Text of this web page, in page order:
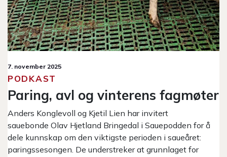
7. november 2025
PODKAST
Paring, avl og vinterens fagmøter
Anders Konglevoll og Kjetil Lien har invitert
sauebonde Olav Hjetland Bringedal i Sauepodden for å
dele kunnskap om den viktigste perioden i saueåret:
paringssesongen. De understreker at grunnlaget for